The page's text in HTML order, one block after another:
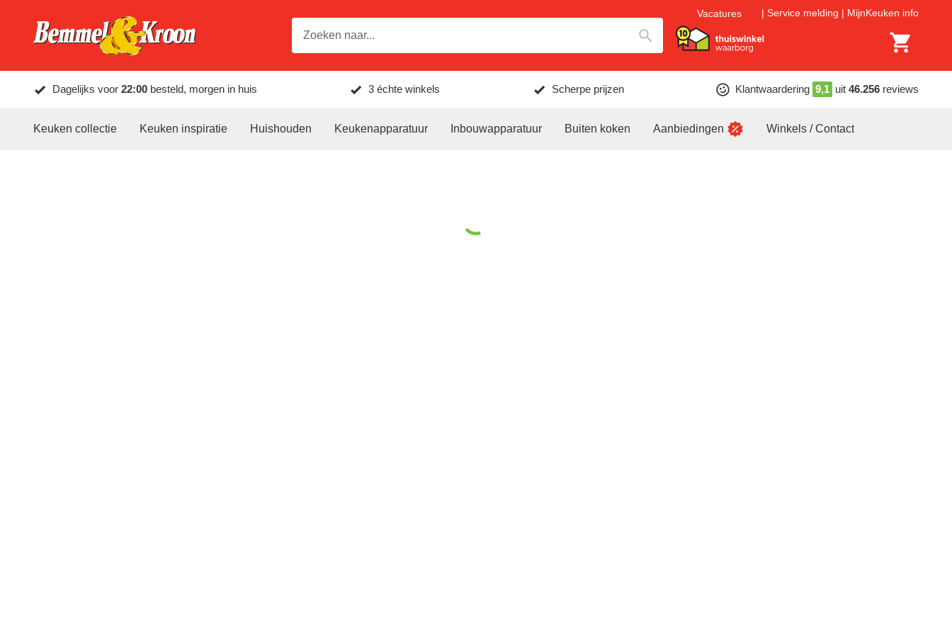
Vacatures Service melding MijnKeuken info
Dagelijks voor 22:00 besteld, morgen in huis 3 échte winkels Scherpe prijzen Klantwaardering 9,1 uit 46.256 reviews
Keuken collectie Keuken inspiratie Huishouden Keukenapparatuur Inbouwapparatuur Buiten koken Aanbiedingen Winkels / Contact